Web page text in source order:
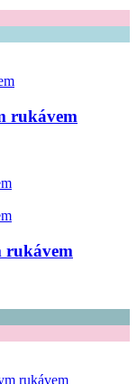
rukávem
rukávem